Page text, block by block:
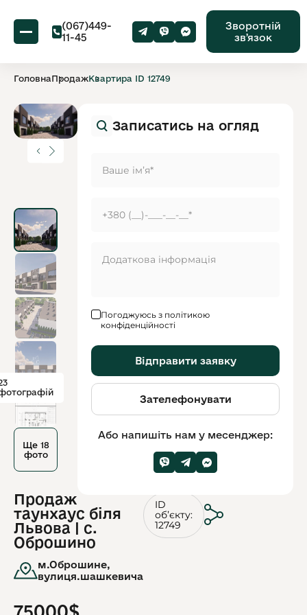
(067)449-
11-45
Зворотній
звʼязок
ГоловнаПродажКвартира ID 12749
Ще 18
фото
Продаж
таунхаус біля
Львова | с.
Оброшино
м.Оброшине,
вулиця.шашкевича
ID
обʼєкту:
12749
Записатись на огляд
Погоджуюсь з політикою
конфіденційності
Відправити заявку
Зателефонувати
Або напишіть нам у месенджер: